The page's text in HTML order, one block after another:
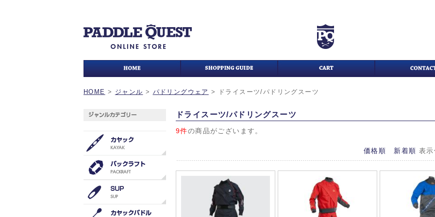
HOME > ジャンル > パドリングウェア > ドライスーツ/パドリングスーツ
ドライスーツ/パドリングスーツ
9件の商品がございます。
価格順 新着順 表